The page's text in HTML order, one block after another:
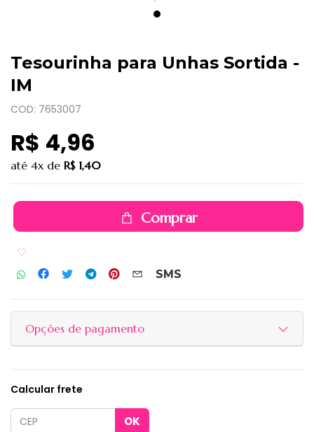
Tesourinha para Unhas Sortida -
IM
COD: 7653007
R$ 4,96
até 4x de R$ 1,40
Comprar
SMS
Opções de pagamento
Calcular frete